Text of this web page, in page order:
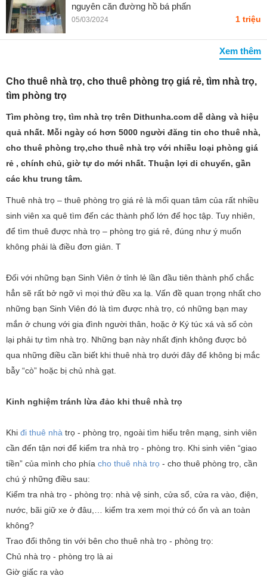
nguyên căn đường hồ bá phấn
05/03/2024 1 triệu
Xem thêm
Cho thuê nhà trọ, cho thuê phòng trọ giá rẻ, tìm nhà trọ,
tìm phòng trọ
Tìm phòng trọ, tìm nhà trọ trên Dithunha.com dễ dàng và hiệu
quả nhất. Mỗi ngày có hơn 5000 người đăng tin cho thuê nhà,
cho thuê phòng trọ,cho thuê nhà trọ với nhiều loại phòng giá
rẻ , chính chủ, giờ tự do mới nhất. Thuận lợi di chuyển, gần
các khu trung tâm.
Thuê nhà trọ – thuê phòng trọ giá rẻ là mối quan tâm của rất nhiều
sinh viên xa quê tìm đến các thành phố lớn để học tập. Tuy nhiên,
để tìm thuê được nhà trọ – phòng trọ giá rẻ, đúng như ý muốn
không phải là điều đơn giản. T
Đối với những bạn Sinh Viên ở tỉnh lẻ lần đầu tiên thành phố chắc
hẳn sẽ rất bở ngỡ vì mọi thứ đều xa lạ. Vấn đề quan trọng nhất cho
những bạn Sinh Viên đó là tìm được nhà trọ, có những bạn may
mắn ở chung với gia đình người thân, hoặc ở Ký túc xá và số còn
lại phải tự tìm nhà trọ. Những bạn này nhất định không được bỏ
qua những điều cần biết khi thuê nhà trọ dưới đây để không bị mắc
bẫy “cò” hoặc bị chủ nhà gạt.
Kinh nghiệm tránh lừa đảo khi thuê nhà trọ
Khi đi thuê nhà trọ - phòng trọ, ngoài tìm hiểu trên mạng, sinh viên
cần đến tận nơi để kiểm tra nhà trọ - phòng trọ. Khi sinh viên “giao
tiền” của mình cho phía cho thuê nhà trọ - cho thuê phòng trọ, cần
chú ý những điều sau:
Kiểm tra nhà trọ - phòng trọ: nhà vệ sinh, cửa sổ, cửa ra vào, điện,
nước, bãi giữ xe ở đâu,… kiểm tra xem mọi thứ có ổn và an toàn
không?
Trao đổi thông tin với bên cho thuê nhà trọ - phòng trọ:
Chủ nhà trọ - phòng trọ là ai
Giờ giấc ra vào